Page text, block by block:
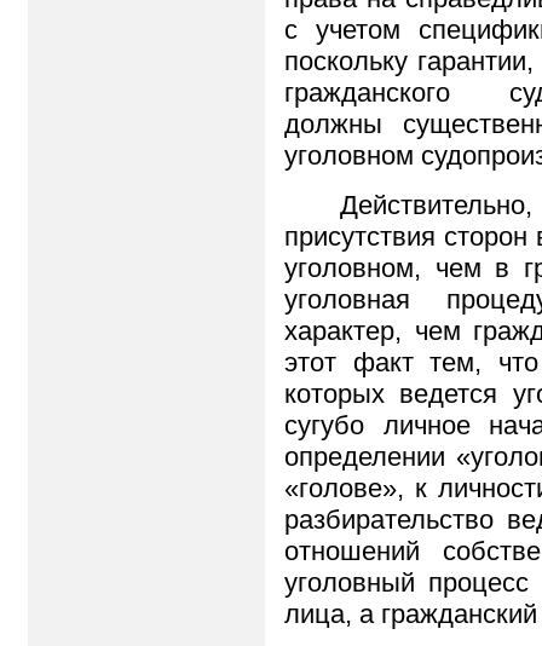
с учетом
поскольку
гражданского
должны
уголовном
присутствия
уголовном, чем в
уголовная
характер, чем
этот факт тем,
которых ведется
сугубо личное
определении
«голове», к
разбирательство
отношений
уголовный
лица, а